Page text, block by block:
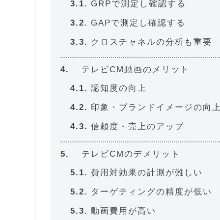
GRPで測定し確認する
GAPで測定し確認する
クロスチャネルの分析も重要
テレビCM動画のメリット
認知度の向上
印象・ブランドイメージの向
信頼度・売上のアップ
テレビCMのデメリット
費用対効果の計測が難しい
ターゲティングの精度が低い
動画費用が高い